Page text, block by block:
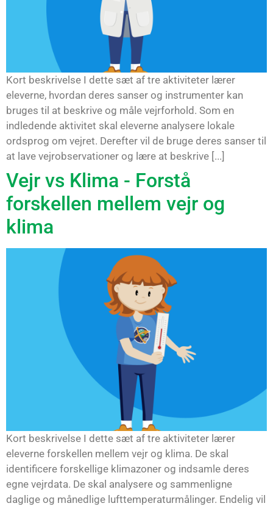
Kort beskrivelse I dette sæt af tre aktiviteter lærer
eleverne, hvordan deres sanser og instrumenter kan
bruges til at beskrive og måle vejrforhold. Som en
indledende aktivitet skal eleverne analysere lokale
ordsprog om vejret. Derefter vil de bruge deres sanser til
at lave vejrobservationer og lære at beskrive [...]
Vejr vs Klima - Forstå
forskellen mellem vejr og
klima
Kort beskrivelse I dette sæt af tre aktiviteter lærer
eleverne forskellen mellem vejr og klima. De skal
identificere forskellige klimazoner og indsamle deres
egne vejrdata. De skal analysere og sammenligne
daglige og månedlige lufttemperaturmålinger. Endelig vil